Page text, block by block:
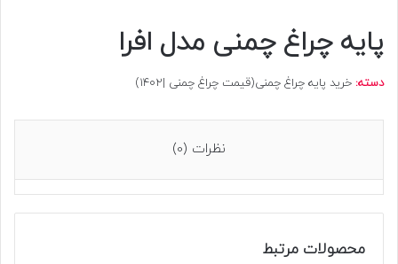
پایه چراغ چمنی مدل افرا
دسته: خرید پایه چراغ چمنی(قیمت چراغ چمنی |1402)
نظرات (0)
محصولات مرتبط